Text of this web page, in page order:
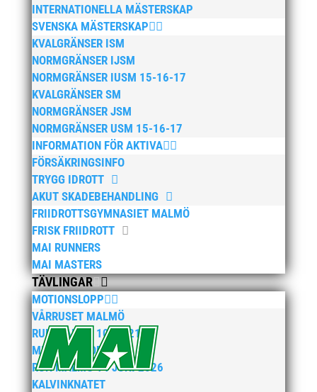
INTERNATIONELLA MÄSTERSKAP
SVENSKA MÄSTERSKAP
KVALGRÄNSER ISM
NORMGRÄNSER IJSM
NORMGRÄNSER IUSM 15-16-17
KVALGRÄNSER SM
NORMGRÄNSER JSM
NORMGRÄNSER USM 15-16-17
INFORMATION FÖR AKTIVA
FÖRSÄKRINGSINFO
TRYGG IDROTT
AKUT SKADEBEHANDLING
FRIIDROTTSGYMNASIET MALMÖ
FRISK FRIIDROTT
MAI RUNNERS
MAI MASTERS
TÄVLINGAR
MOTIONSLOPP
VÅRRUSET MALMÖ
RUN MALMÖ 10K & 21K
MIDNATTSLOPPET
RUN MALMÖ 14 JUNI 2026
KALVINKNATET